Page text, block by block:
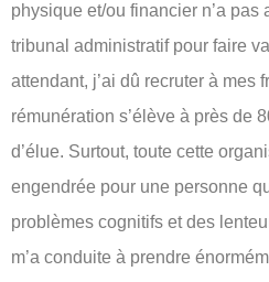
physique et/ou financier n’a pas
tribunal administratif pour faire
attendant, j’ai dû recruter à mes
rémunération s’élève à près de
d’élue. Surtout, toute cette
engendrée pour une personne
problèmes cognitifs et des
m’a conduite à prendre